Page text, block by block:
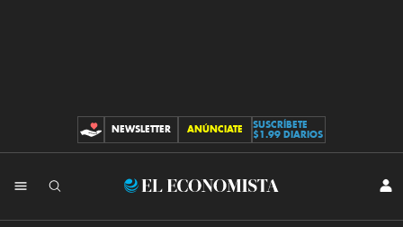
CONTRIBUCIONES
NEWSLETTER ANÚNCIATE
SUSCRÍBETE
$1.99 DIARIOS
El